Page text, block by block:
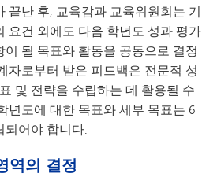
끝난 후, 교육감과 교육위원회는 기
요건 외에도 다음 학년도 성과 평가
이 될 목표와 활동을 공동으로 결정
자로부터 받은 피드백은 전문적 성
및 전략을 수립하는 데 활용될 수
년도에 대한 목표와 세부 목표는 6
되어야 합니다.
역의 결정